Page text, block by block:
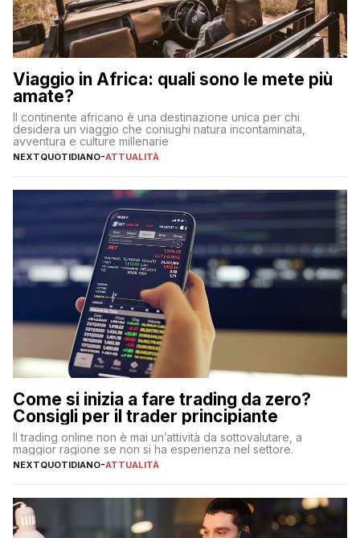
Viaggio in Africa: quali sono le mete più
amate?
Il continente africano è una destinazione unica per chi
desidera un viaggio che coniughi natura incontaminata,
avventura e culture millenarie
NEXTQUOTIDIANO-ATTUALITÀ
Come si inizia a fare trading da zero?
Consigli per il trader principiante
Il trading online non è mai un’attività da sottovalutare, a
maggior ragione se non si ha esperienza nel settore.
NEXTQUOTIDIANO-ATTUALITÀ